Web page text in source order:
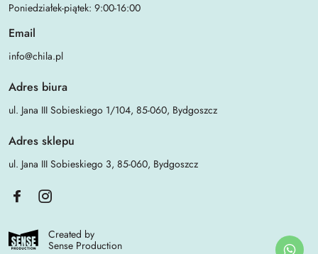
Poniedziałek-piątek: 9:00-16:00
Email
info@chila.pl
Adres biura
ul. Jana III Sobieskiego 1/104, 85-060, Bydgoszcz
Adres sklepu
ul. Jana III Sobieskiego 3, 85-060, Bydgoszcz
Created by
Sense Production